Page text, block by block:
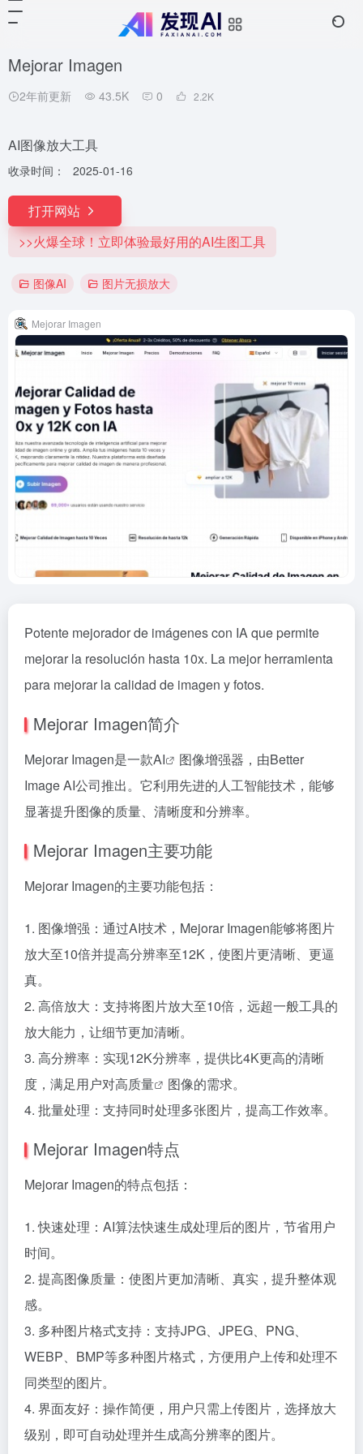
Mejorar Imagen
2年前更新 43.5K 0 2.2K
AI图像放大工具
收录时间： 2025-01-16
打开网站
>>火爆全球！立即体验最好用的AI生图工具
图像AI 图片无损放大
Mejorar Imagen
Potente mejorador de imágenes con IA que permite
mejorar la resolución hasta 10x. La mejor herramienta
para mejorar la calidad de imagen y fotos.
Mejorar Imagen简介
Mejorar Imagen是一款AI
图像增强器，由Better
Image AI公司推出。它利用先进的人工智能技术，能够
显著提升图像的质量、清晰度和分辨率。
Mejorar Imagen主要功能
Mejorar Imagen的主要功能包括：
1. 图像增强：通过AI技术，Mejorar Imagen能够将图片
放大至10倍并提高分辨率至12K，使图片更清晰、更逼
真。
2. 高倍放大：支持将图片放大至10倍，远超一般工具的
放大能力，让细节更加清晰。
3. 高分辨率：实现12K分辨率，提供比4K更高的清晰
度，满足用户对高质量
图像的需求。
4. 批量处理：支持同时处理多张图片，提高工作效率。
Mejorar Imagen特点
Mejorar Imagen的特点包括：
1. 快速处理：AI算法快速生成处理后的图片，节省用户
时间。
2. 提高图像质量：使图片更加清晰、真实，提升整体观
感。
3. 多种图片格式支持：支持JPG、JPEG、PNG、
WEBP、BMP等多种图片格式，方便用户上传和处理不
同类型的图片。
4. 界面友好：操作简便，用户只需上传图片，选择放大
级别，即可自动处理并生成高分辨率的图片。